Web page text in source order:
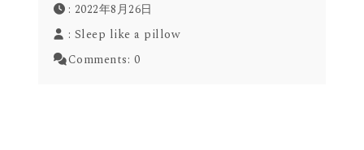
: 2022年8月26日
: Sleep like a pillow
Comments: 0